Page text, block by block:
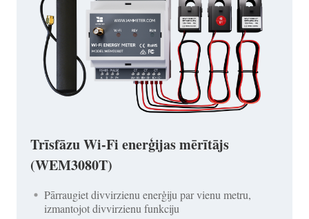
Trīsfāzu Wi-Fi enerģijas mērītājs
(WEM3080T)
Pārraugiet divvirzienu enerģiju par vienu metru,
izmantojot divvirzienu funkciju